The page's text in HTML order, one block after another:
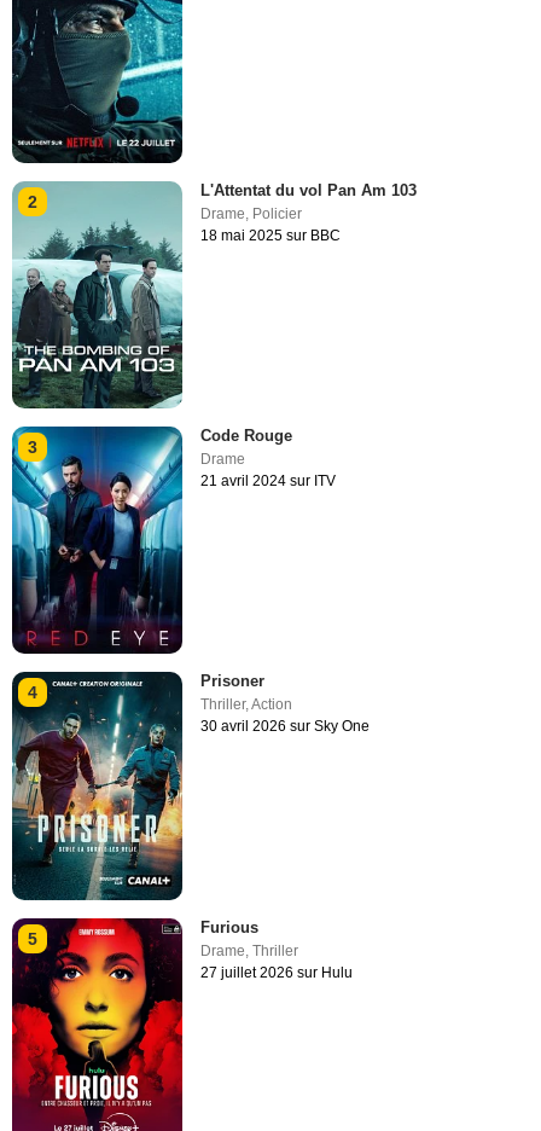
2
L'Attentat du vol Pan Am 103
Drame, Policier
18 mai 2025 sur BBC
3
Code Rouge
Drame
21 avril 2024 sur ITV
4
Prisoner
Thriller,Action
30 avril 2026 sur Sky One
5
Furious
Drame ,Thriller
27 juillet 2026 sur Hulu